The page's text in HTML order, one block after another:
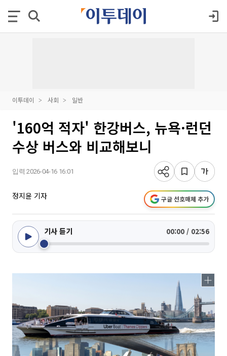
이투데이 사회 일반
'160억 적자' 한강버스, 뉴욕·런던
수상 버스와 비교해보니
입력 2026-04-16 16:01
정지윤 기자 구글 선호매체 추가
기사 듣기 00:00 / 02:56